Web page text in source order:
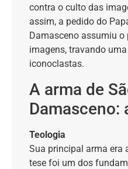
contra o culto das
assim, a pedido do
Damasceno assumiu
imagens, travando
iconoclastas.
A arma de
Damasceno:
Teologia
Sua principal arma era
tese foi um dos